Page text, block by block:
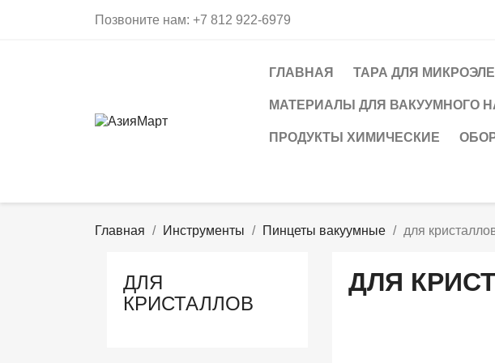
Позвоните нам: +7 812 922-6979
ГЛАВНАЯ ТАРА ДЛЯ
МАТЕРИАЛЫ ДЛЯ ВАКУУМНОГО
ПРОДУКТЫ ХИМИЧЕСКИЕ
Главная Инструменты Пинцеты вакуумные для
ДЛЯ
КРИСТАЛЛОВ
ДЛЯ